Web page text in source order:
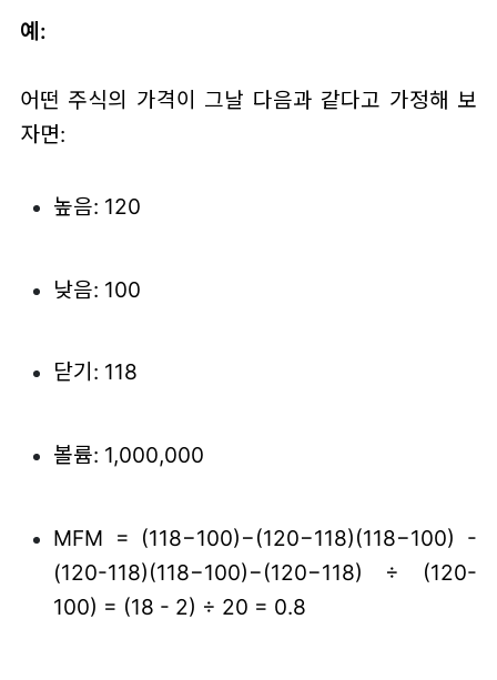
예:
어떤 주식의 가격이 그날 다음과 같다고 가정해 보
자면:
높음: 120
낮음: 100
닫기: 118
볼륨: 1,000,000
MFM = (118−100)−(120−118)(118−100) -
(120-118)(118−100)−(120−118) ÷ (120-
100) = (18 - 2) ÷ 20 = 0.8